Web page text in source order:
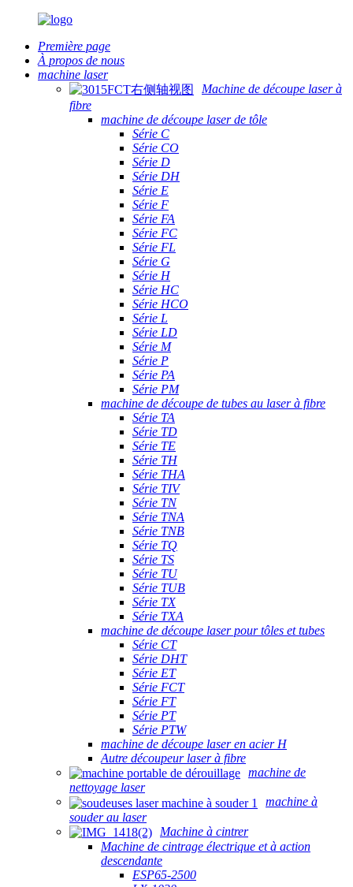
Première page
À propos de nous
machine laser
Machine de découpe laser à
fibre
machine de découpe laser de tôle
Série C
Série CO
Série D
Série DH
Série E
Série F
Série FA
Série FC
Série FL
Série G
Série H
Série HC
Série HCO
Série L
Série LD
Série M
Série P
Série PA
Série PM
machine de découpe de tubes au laser à fibre
Série TA
Série TD
Série TE
Série TH
Série THA
Série TIV
Série TN
Série TNA
Série TNB
Série TQ
Série TS
Série TU
Série TUB
Série TX
Série TXA
machine de découpe laser pour tôles et tubes
Série CT
Série DHT
Série ET
Série FCT
Série FT
Série PT
Série PTW
machine de découpe laser en acier H
Autre découpeur laser à fibre
machine de
nettoyage laser
machine à
souder au laser
Machine à cintrer
Machine de cintrage électrique et à action
descendante
ESP65-2500